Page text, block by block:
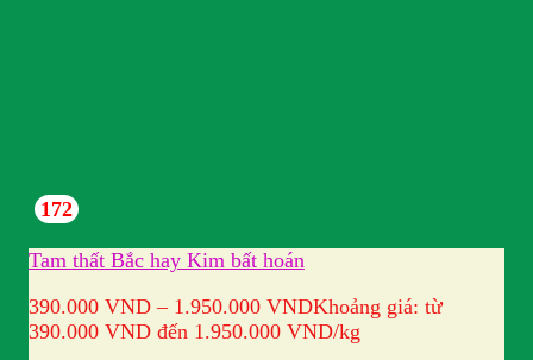
172
Tam thất Bắc hay Kim bất hoán
390.000 VND – 1.950.000 VNDKhoảng giá: từ
390.000 VND đến 1.950.000 VND/kg